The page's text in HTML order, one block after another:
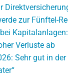
zur Fünftel-
Verluste ab
Sehr gut in